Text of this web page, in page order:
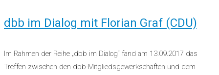
dbb im Dialog mit Florian Graf (CDU)
Im Rahmen der Reihe „dbb im Dialog“ fand am 13.09.2017 das
Treffen zwischen den dbb-Mitgliedsgewerkschaften und dem